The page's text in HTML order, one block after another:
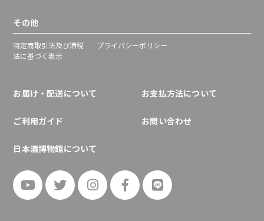
その他
特定商取引法及び酒税
法に基づく表示
プライバシーポリシー
お届け・配送について お支払方法について
ご利用ガイド お問い合わせ
日本酒博物館について